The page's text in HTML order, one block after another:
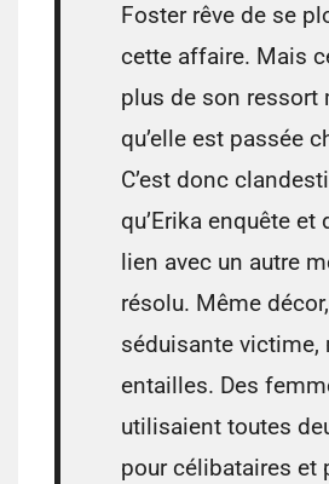
Foster rêve de se
cette affaire. Mais
plus de son ressort
qu’elle est passée
C’est donc
qu’Erika enquête et
lien avec un autre
résolu. Même
séduisante victime,
entailles. Des
utilisaient toutes
pour célibataires et